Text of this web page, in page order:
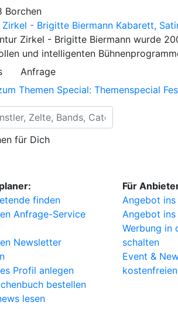
Borchen
- Brigitte Biermann Kabarett,
Zirkel - Brigitte Biermann wurde
und intelligenten
Anfrage
Themen Special: Themenspecial
...
für Dich
finden
Anfrage-Service
Newsletter
Profil anlegen
bestellen
lesen
Für
Angebot
Angebot
Werbung in
schalten
Event &